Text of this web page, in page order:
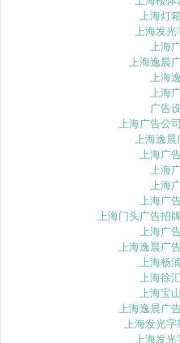
上海灯
上海发光
上海
上海逸晨
上海
上海
广告
上海广告公
上海逸晨
上海广
上海
上海
上海广
上海门头广告招
上海广
上海逸晨广
上海杨
上海徐
上海宝
上海逸晨广
上海发光字
上海发光